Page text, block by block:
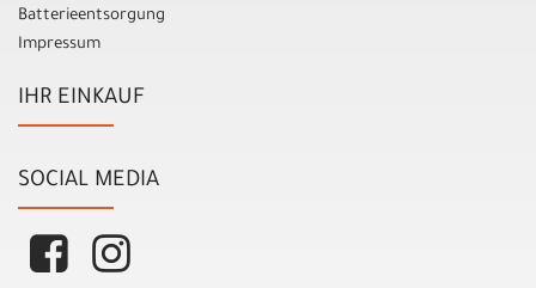
Batterieentsorgung
Impressum
IHR EINKAUF
SOCIAL MEDIA